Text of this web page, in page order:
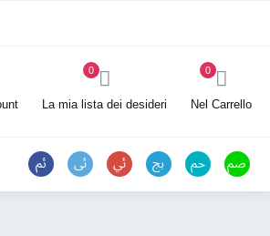
0
Nel Carrello
0
La mia lista dei desideri